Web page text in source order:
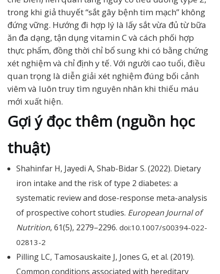
trong khi giả thuyết “sắt gây bệnh tim mạch” không
đứng vững. Hướng đi hợp lý là lấy sắt vừa đủ từ bữa
ăn đa dạng, tận dụng vitamin C và cách phối hợp
thực phẩm, đồng thời chỉ bổ sung khi có bằng chứng
xét nghiệm và chỉ định y tế. Với người cao tuổi, điều
quan trọng là diễn giải xét nghiệm đúng bối cảnh
viêm và luôn truy tìm nguyên nhân khi thiếu máu
mới xuất hiện.
Gợi ý đọc thêm (nguồn học
thuật)
Shahinfar H, Jayedi A, Shab-Bidar S. (2022). Dietary
iron intake and the risk of type 2 diabetes: a
systematic review and dose-response meta-analysis
of prospective cohort studies. European Journal of
Nutrition, 61(5), 2279–2296. doi:10.1007/s00394-022-
02813-2
Pilling LC, Tamosauskaite J, Jones G, et al. (2019).
Common conditions associated with hereditary